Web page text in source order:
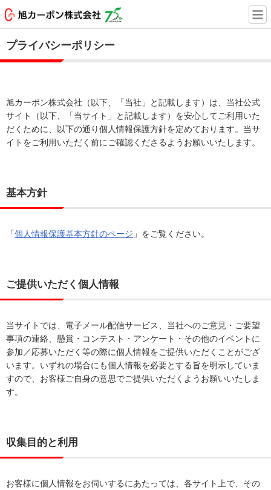
プライバシーポリシー
旭カーボン株式会社（以下、「当社」と記載します）は、当社公式
サイト（以下、「当サイト」と記載します）を安心してご利用いた
だくために、以下の通り個人情報保護方針を定めております。当サ
イトをご利用いただく前にご確認くださるようお願いいたします。
基本方針
「個人情報保護基本方針のページ 」をご覧ください。
ご提供いただく個人情報
当サイトでは、電子メール配信サービス、当社へのご意見・ご要望
事項の連絡、懸賞・コンテスト・アンケート・その他のイベントに
参加／応募いただく等の際に個人情報をご提供いただくことがござ
います。いずれの場合にも個人情報を必要とする旨を明示していま
すので、お客様ご自身の意思でご提供いただくようお願いいたしま
す。
収集目的と利用
お客様に個人情報をお伺いするにあたっては、各サイト上で、その